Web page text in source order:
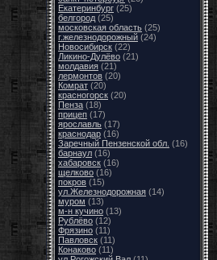
Екатеринбург (25)
белгород (25)
московская область (25)
г.железнодорожный (24)
Новосибирск (22)
Ликино-Дулёво (21)
молдавия (21)
лермонтов (20)
Комрат (20)
красногорск (20)
Пенза (18)
прицеп (17)
ярославль (17)
краснодар (16)
Заречный Пензенской обл. (16)
барнаул (16)
хабаровск (16)
щелково (16)
покров (15)
ул.Железнодорожная (14)
муром (13)
м-н кучино (13)
Рублёво (12)
Фрязино (11)
Павловск (11)
Конаково (11)